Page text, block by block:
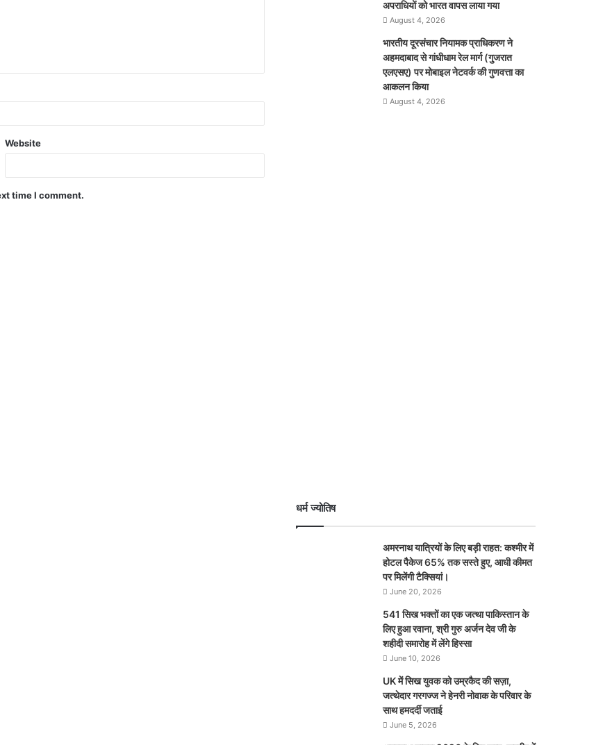
Website
time I comment.
अपराधियों को भारत वापस लाया गया
August 4, 2026
भारतीय दूरसंचार नियामक प्राधिकरण ने
अहमदाबाद से गांधीधाम रेल मार्ग (गुजरात
एलएसए) पर मोबाइल नेटवर्क की गुणवत्ता का
आकलन किया
August 4, 2026
धर्म ज्योतिष
अमरनाथ यात्रियों के लिए बड़ी राहत: कश्मीर में
होटल पैकेज 65% तक सस्ते हुए, आधी कीमत
पर मिलेंगी टैक्सियां।
June 20, 2026
541 सिख भक्तों का एक जत्था पाकिस्तान के
लिए हुआ रवाना, श्री गुरु अर्जन देव जी के
शहीदी समारोह में लेंगे हिस्सा
June 10, 2026
UK में सिख युवक को उम्रकैद की सज़ा,
जत्थेदार गरगज्ज ने हेनरी नोवाक के परिवार के
साथ हमदर्दी जताई
June 5, 2026